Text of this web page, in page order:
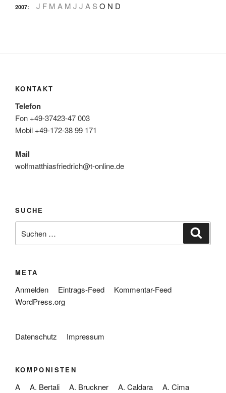
2007: J F M A M J J A S O N D
KONTAKT
Telefon
Fon +49-37423-47 003
Mobil +49-172-38 99 171
Mail
wolfmatthiasfriedrich@t-online.de
SUCHE
nach:
META
Anmelden Eintrags-Feed
Kommentar-Feed
WordPress.org
Datenschutz Impressum
KOMPONISTEN
A A. Bertali A. Bruckner A. Caldara
A. Cima